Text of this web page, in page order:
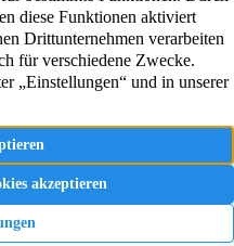
von Online Marketing